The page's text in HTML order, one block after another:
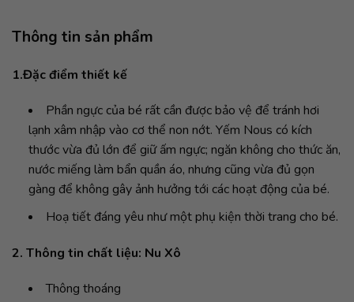
Thông tin sản phẩm
1.Đặc điểm thiết kế
Phần ngực của bé rất cần được bảo vệ để tránh hơi
lạnh xâm nhập vào cơ thể non nớt. Yếm Nous có kích
thước vừa đủ lớn để giữ ấm ngực; ngăn không cho thức ăn,
nước miếng làm bẩn quần áo, nhưng cũng vừa đủ gọn
gàng để không gây ảnh hưởng tới các hoạt động của bé.
Hoạ tiết đáng yêu như một phụ kiện thời trang cho bé.
2. Thông tin chất liệu: Nu Xô
Thông thoáng